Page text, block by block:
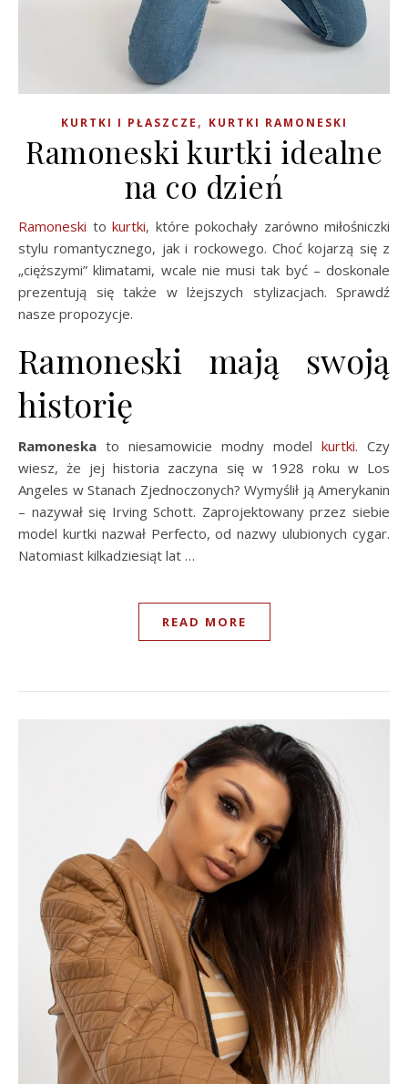
KURTKI I PŁASZCZE , KURTKI RAMONESKI
Ramoneski kurtki idealne
na co dzień
Ramoneski to kurtki, które pokochały zarówno miłośniczki
stylu romantycznego, jak i rockowego. Choć kojarzą się z
„cięższymi” klimatami, wcale nie musi tak być – doskonale
prezentują się także w lżejszych stylizacjach. Sprawdź
nasze propozycje.
Ramoneski mają swoją
historię
Ramoneska to niesamowicie modny model kurtki. Czy
wiesz, że jej historia zaczyna się w 1928 roku w Los
Angeles w Stanach Zjednoczonych? Wymyślił ją Amerykanin
– nazywał się Irving Schott. Zaprojektowany przez siebie
model kurtki nazwał Perfecto, od nazwy ulubionych cygar.
Natomiast kilkadziesiąt lat …
READ MORE